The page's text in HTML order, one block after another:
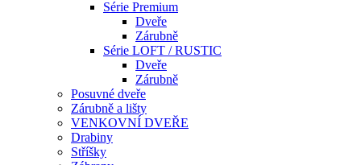
Série Premium
Dveře
Zárubně
Série LOFT / RUSTIC
Dveře
Zárubně
Posuvné dveře
Zárubně a lišty
VENKOVNÍ DVEŘE
Drabiny
Stříšky